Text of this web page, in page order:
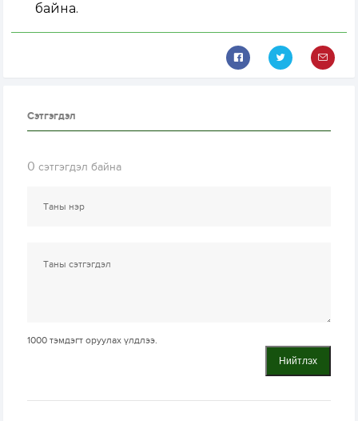
байна.
Сэтгэгдэл
0 сэтгэгдэл байна
1000 тэмдэгт оруулах үлдлээ.
Нийтлэх